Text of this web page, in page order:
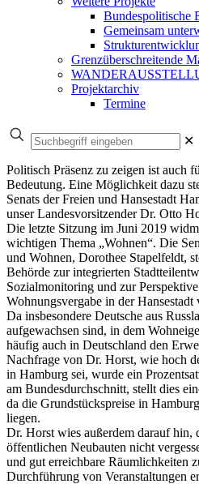
Bundespolitische
Gemeinsam
Grenzüberschreitende
Projektarchiv
Termine
✕
Politisch Präsenz zu zeigen ist auch
Bedeutung. Eine Möglichkeit dazu
Senats der Freien und Hansestadt
unser Landesvorsitzender Dr. Otto
Die letzte Sitzung im Juni 2019
wichtigen Thema „Wohnen“. Die
und Wohnen, Dorothee Stapelfeldt,
Behörde zur integrierten
Sozialmonitoring und zur
Wohnungsvergabe in der Hansestadt
Da insbesondere Deutsche aus
aufgewachsen sind, in dem
häufig auch in Deutschland den
Nachfrage von Dr. Horst, wie hoch
in Hamburg sei, wurde ein
am Bundesdurchschnitt, stellt dies
da die Grundstückspreise in
liegen.
Dr. Horst wies außerdem darauf hin,
öffentlichen Neubauten nicht
und gut erreichbare Räumlichkeiten
Durchführung von Veranstaltungen